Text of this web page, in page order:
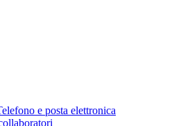
e posta elettronica